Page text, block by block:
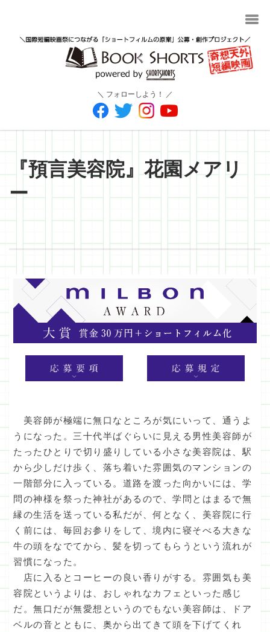
＼ フォローしよう！ ／
『預言美容院』花園メアリ
ー
美容師が極端に無口なところが気にいって、通うよ
うになった。三十代半ばぐらいに見える男性美容師が
たったひとりで切り盛りしている小さな美容院は、駅
から少しだけ歩く、落ち着いた雰囲気のマンションの
一階部分に入っている。道路を渡った向かいには、学
問の神様を祭った神社があるので、学問とはまるで無
縁の生活を送っている私だが、何となく、美容院に行
く前には、毎回お参りをして、境内に寝そべる大きな
牛の頭をなでてから、髪を切ってもらうという流れが
習慣になった。
店に入るとコーヒーの良い香りがする。雰囲気も美
容院というよりは、おしゃれなカフェといった感じ
だ。無口だが無愛想というのでもない美容師は、ドア
ベルの音とともに、奥から出てきて頭を下げてくれ